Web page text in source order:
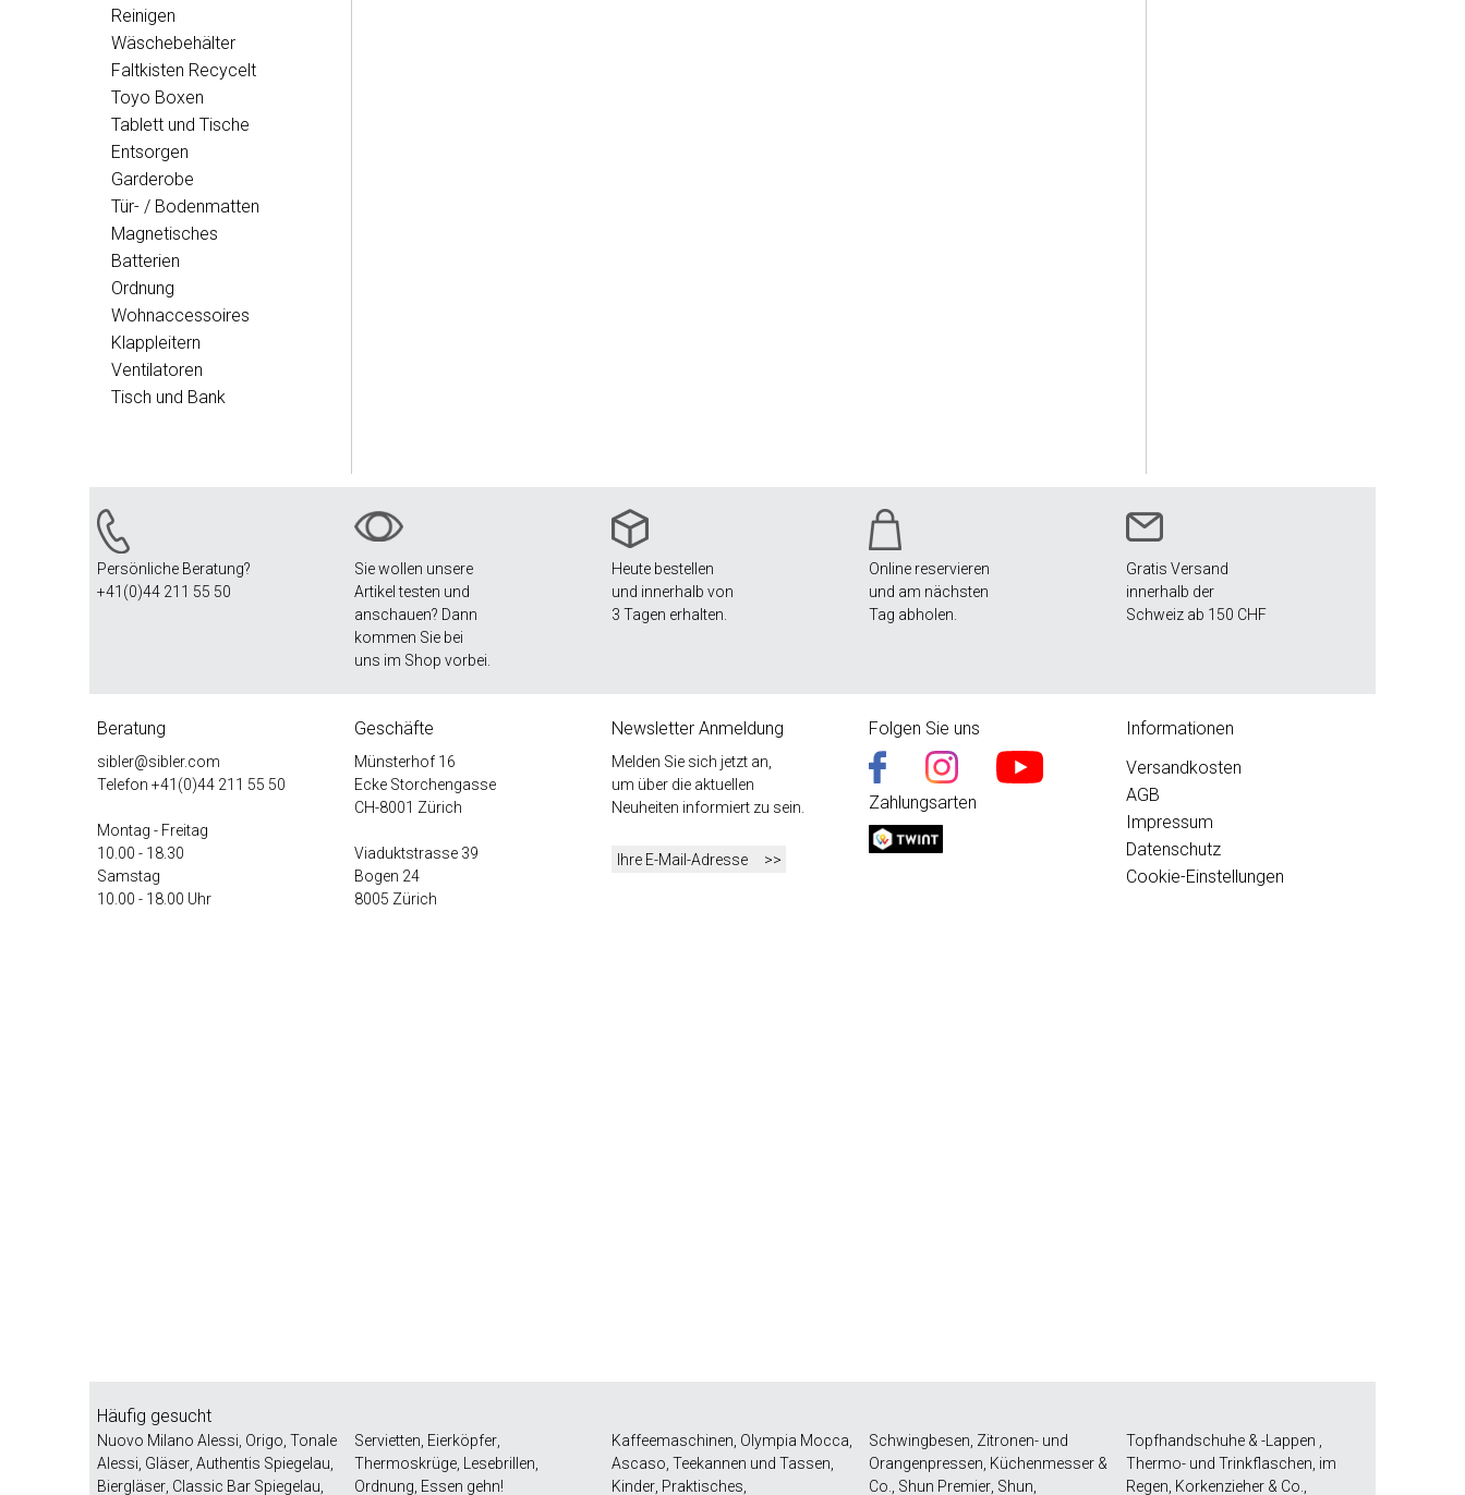
Reinigen
Wäschebehälter
Faltkisten Recycelt
Toyo Boxen
Tablett und Tische
Entsorgen
Garderobe
Tür- / Bodenmatten
Magnetisches
Batterien
Ordnung
Wohnaccessoires
Klappleitern
Ventilatoren
Tisch und Bank
Persönliche Beratung?
+41(0)44 211 55 50
Sie wollen unsere
Artikel testen und
anschauen? Dann
kommen Sie bei
uns im Shop vorbei.
Heute bestellen
und innerhalb von
3 Tagen erhalten.
Online reservieren
und am nächsten
Tag abholen.
Gratis Versand
innerhalb der
Schweiz ab 150 CHF
Beratung
sibler@sibler.com
Telefon +41(0)44 211 55 50
Montag - Freitag
10.00 - 18.30
Samstag
10.00 - 18.00 Uhr
Geschäfte
Münsterhof 16
Ecke Storchengasse
CH-8001 Zürich
Viaduktstrasse 39
Bogen 24
8005 Zürich
Newsletter Anmeldung
Melden Sie sich jetzt an,
um über die aktuellen
Neuheiten informiert zu sein.
Folgen Sie uns
Zahlungsarten
Informationen
Versandkosten
AGB
Impressum
Datenschutz
Cookie-Einstellungen
Häufig gesucht
Nuovo Milano Alessi Origo Tonale
Alessi Gläser Authentis Spiegelau
Biergläser Classic Bar Spiegelau
Servietten Eierköpfer
Thermoskrüge
Lesebrillen
Ordnung Essen gehn!
Kaffeemaschinen Olympia Mocca
Ascaso Teekannen und Tassen
Kinder Praktisches
Schwingbesen Zitronen- und
Orangenpressen Küchenmesser &
Co.
Shun Premier Shun
Topfhandschuhe & -Lappen
Thermo- und Trinkflaschen im
Regen Korkenzieher & Co.